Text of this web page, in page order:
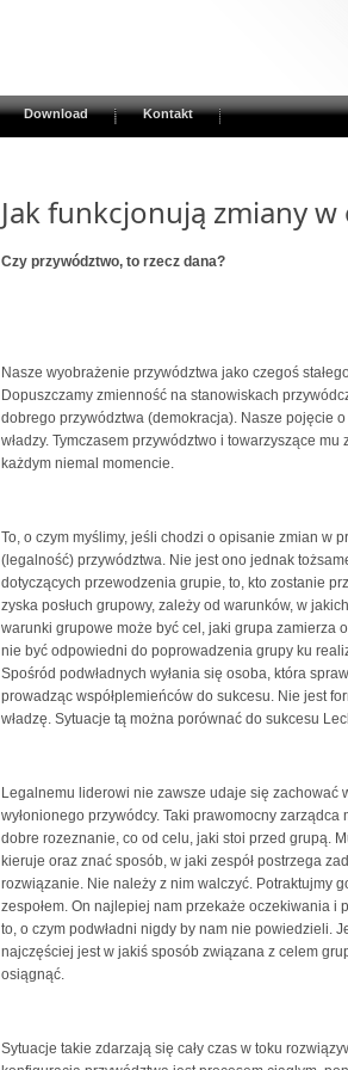
Download Kontakt
Jak funkcjonują zmiany
Czy przywództwo, to rzecz dana?
Nasze wyobrażenie przywództwa jako czegoś
Dopuszczamy zmienność na stanowiskach
dobrego przywództwa (demokracja). Nasze pojęcie
władzy. Tymczasem przywództwo i towarzyszące
każdym niemal momencie.
To, o czym myślimy, jeśli chodzi o opisanie zmian w
(legalność) przywództwa. Nie jest ono jednak
dotyczących przewodzenia grupie, to, kto zostanie
zyska posłuch grupowy, zależy od warunków, w
warunki grupowe może być cel, jaki grupa zamierza
nie być odpowiedni do poprowadzenia grupy ku
Spośród podwładnych wyłania się osoba, która
prowadząc współplemieńców do sukcesu. Nie jest
władzę. Sytuacje tą można porównać do sukcesu
Legalnemu liderowi nie zawsze udaje się zachować
wyłonionego przywódcy. Taki prawomocny
dobre rozeznanie, co od celu, jaki stoi przed grupą.
kieruje oraz znać sposób, w jaki zespół postrzega
rozwiązanie. Nie należy z nim walczyć. Potraktujmy
zespołem. On najlepiej nam przekaże oczekiwania i
to, o czym podwładni nigdy by nam nie powiedzieli.
najczęściej jest w jakiś sposób związana z celem
osiągnąć.
Sytuacje takie zdarzają się cały czas w toku